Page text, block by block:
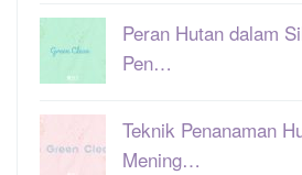
Peran Hutan dalam
Pen…
Teknik Penanaman
Mening…